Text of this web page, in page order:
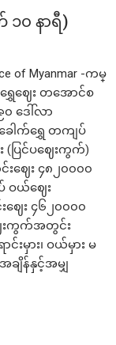
၁၀ နာရီ)
of Myanmar -ကမ္
ေဈေး တအောင်စ
၀ ဒေါ်လာ
ေါက်ရွှေ တကျပ်
(ပြင်ပဈေးကွက်)
းဈေး ၄၈၂၀၀၀၀
ဝယ်ဈေး
ေး ၄၆၂၀၀၀၀
းကွက်အတွင်း
မှား၊ ဝယ်မှား မ
ချိန်နှင့်အမျှ